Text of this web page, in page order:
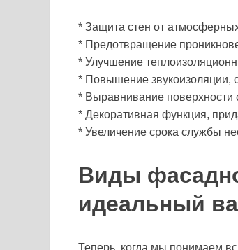
* Защита стен от
* Предотвращение
* Улучшение
* Повышение звукоизоляции,
* Выравнивание поверхности
* Декоративная функция,
* Увеличение срока службы
Виды
идеальный
Теперь, когда мы понимаем